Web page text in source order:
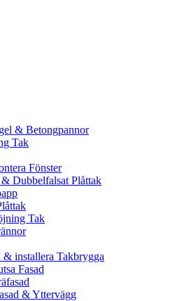
& Betongpannor
Tak
Fönster
Dubbelfalsat Plåttak
Tak
installera Takbrygga
Fasad
& Yttervägg